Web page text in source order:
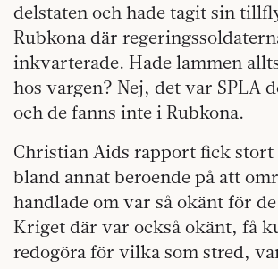
delstaten och hade tagit sin
Rubkona där
inkvarterade. Hade lammen
hos vargen? Nej, det var SPLA
och de fanns inte i Rubkona.
Christian Aids rapport fick stort
bland annat beroende på att
handlade om var så okänt för
Kriget där var också okänt, få
redogöra för vilka som stred,